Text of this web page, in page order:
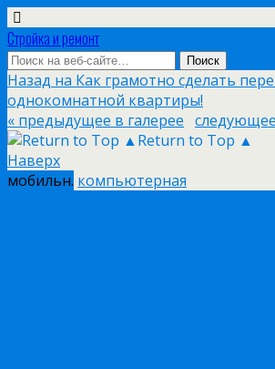
Стройка и ремонт
Назад на Как грамотно сделать
однокомнатной квартиры!
« предыдущее в галерее
Return to Top ▲
Наверх
мобильн. компьютерная